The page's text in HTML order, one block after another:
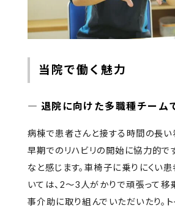
当院で働く魅力
― 退院に向けた多職種チーム
病棟で患者さんと接する時間の長い
早期でのリハビリの開始に協力的で
なと感じます。車椅子に乗りにくい
いては、2～3人がかりで頑張って移
事介助に取り組んでいただいたり。